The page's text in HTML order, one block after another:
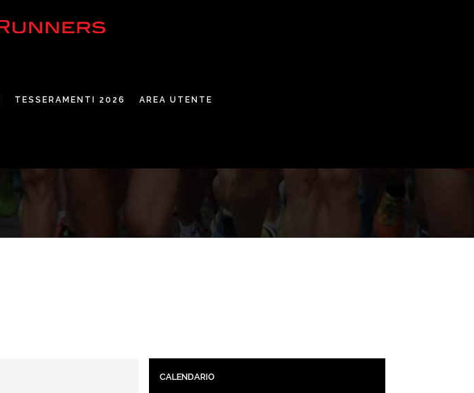
TESSERAMENTI 2026 AREA UTENTE
CALENDARIO